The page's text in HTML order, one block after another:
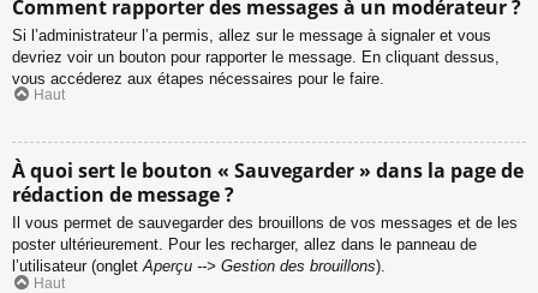
Comment rapporter des messages à un modérateur ?
Si l’administrateur l’a permis, allez sur le message à signaler et vous
devriez voir un bouton pour rapporter le message. En cliquant dessus,
vous accéderez aux étapes nécessaires pour le faire.
Haut
À quoi sert le bouton « Sauvegarder » dans la page de
rédaction de message ?
Il vous permet de sauvegarder des brouillons de vos messages et de les
poster ultérieurement. Pour les recharger, allez dans le panneau de
l’utilisateur (ongletAperçu --> Gestion des brouillons).
Haut